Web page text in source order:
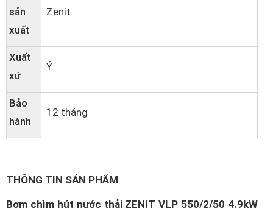
sản
xuất
Zenit
Xuất
xứ
Ý
Bảo
hành
12 tháng
THÔNG TIN SẢN PHẨM
Bơm chìm hút nước thải ZENIT VLP 550/2/50 4.9kW